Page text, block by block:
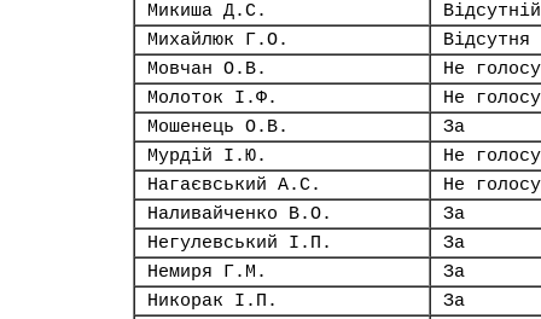
Микиша Д.С.
Відсутній
Михайлюк Г.О.
Відсутня
Мовчан О.В.
Не
Молоток І.Ф.
Не
Мошенець О.В.
За
Мурдій І.Ю.
Не
Нагаєвський А.С.
Не
Наливайченко В.О.
За
Негулевський І.П.
За
Немиря Г.М.
За
Никорак І.П.
За